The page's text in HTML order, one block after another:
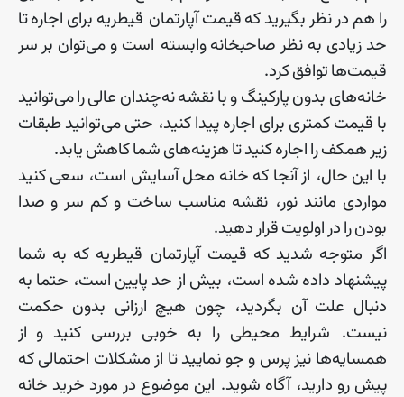
را هم درنظر بگیریدکهقیمتآپارتمان قیطریه برای اجارهتا
حد زیادی به نظر صاحبخانهوابسته است و میتوان بر سر
قیمتهاتوافقکرد.
خانههای بدونپارکینگوبانقشهنهچندان عالیرامیتوانید
با قیمتکمتری برای اجارهپیداکنید، حتیمیتوانیدطبقات
زیرهمکفرااجارهکنیدتاهزینههایشماکاهشیابد.
با این حال، ازآنجا که خانه محلآسایش است، سعیکنید
مواردی مانند نور، نقشه مناسب ساخت و کم سر و صدا
بودنرادراولویتقراردهید.
اگر متوجه شدید که قیمت آپارتمان قیطریه که به شما
پیشنهاد داده شده است، بیش از حد پایین است، حتما به
دنبال علت آن بگردید، چون هیچ ارزانی بدون حکمت
نیست. شرایط محیطی را به خوبی بررسی کنید و از
همسایهها نیزپرس و جو نماییدتا از مشکلات احتمالیکه
پیش رو دارید، آگاه شوید. این موضوع در مورد خرید خانه